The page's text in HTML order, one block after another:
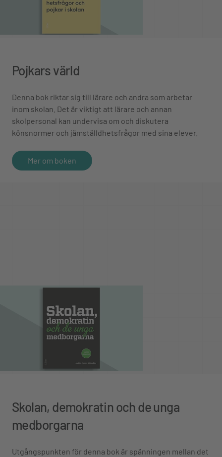
Pojkars värld
Denna bok riktar sig till lärare och andra som arbetar
inom skolan. Det är viktigt att lärare och annan
skolpersonal kan undervisa om och diskutera
könsnormer och jämställdhetsfrågor med sina elever.
Mer om boken
Skolan, demokratin och de unga
medborgarna
Utgångspunkten för denna bok är spänningen mellan det